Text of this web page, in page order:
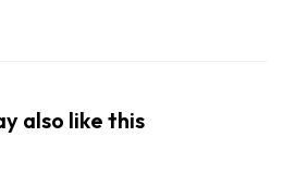
also like this